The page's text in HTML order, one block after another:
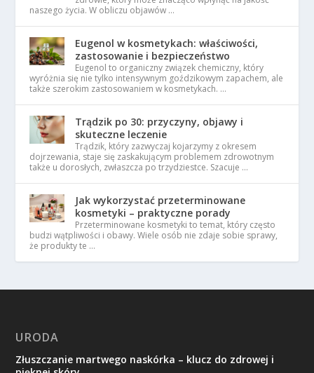
naszego życia. W obliczu objawów …
Eugenol w kosmetykach: właściwości,
zastosowanie i bezpieczeństwo
Eugenol to organiczny związek chemiczny, który
wyróżnia się nie tylko intensywnym goździkowym zapachem, ale
także szerokim zastosowaniem w kosmetykach. …
Trądzik po 30: przyczyny, objawy i
skuteczne leczenie
Trądzik, który zazwyczaj kojarzymy z okresem
dojrzewania, staje się zaskakującym problemem zdrowotnym
także u dorosłych, zwłaszcza po trzydziestce. Szacuje …
Jak wykorzystać przeterminowane
kosmetyki – praktyczne porady
Przeterminowane kosmetyki to temat, który często
budzi wątpliwości i obawy. Wiele osób nie zdaje sobie sprawy,
że produkty te …
URODA
Złuszczanie martwego naskórka – klucz do zdrowej i